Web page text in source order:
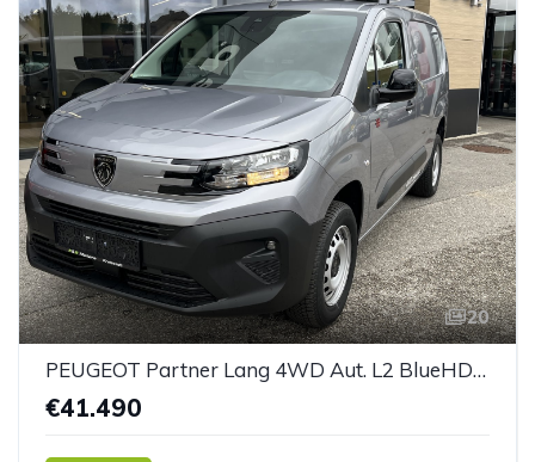
20
PEUGEOT Partner Lang 4WD Aut. L2 BlueHDi 130 S&S Erh. Nutzlast Pemium Aut.
€41.490